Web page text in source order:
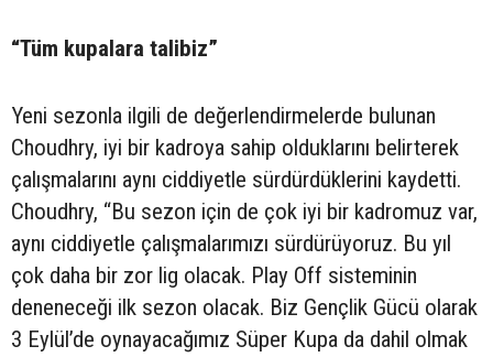
“Tüm kupalara talibiz”
Yeni sezonla ilgili de değerlendirmelerde bulunan
Choudhry, iyi bir kadroya sahip olduklarını belirterek
çalışmalarını aynı ciddiyetle sürdürdüklerini kaydetti.
Choudhry, “Bu sezon için de çok iyi bir kadromuz var,
aynı ciddiyetle çalışmalarımızı sürdürüyoruz. Bu yıl
çok daha bir zor lig olacak. Play Off sisteminin
deneneceği ilk sezon olacak. Biz Gençlik Gücü olarak
3 Eylül’de oynayacağımız Süper Kupa da dahil olmak